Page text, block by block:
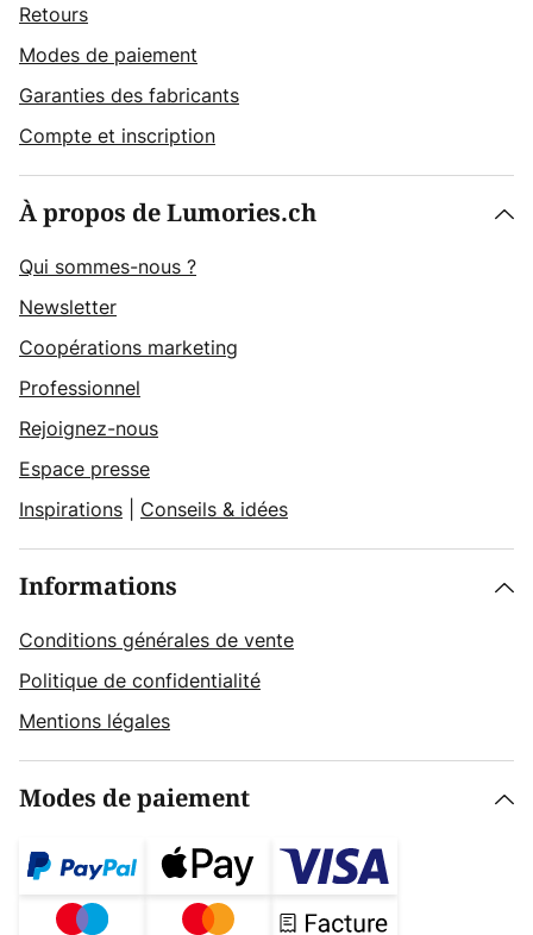
Retours
Modes de paiement
Garanties des fabricants
Compte et inscription
À propos de Lumories.ch
Qui sommes-nous ?
Newsletter
Coopérations marketing
Professionnel
Rejoignez-nous
Espace presse
Inspirations
Conseils & idées
Informations
Conditions générales de vente
Politique de confidentialité
Mentions légales
Modes de paiement